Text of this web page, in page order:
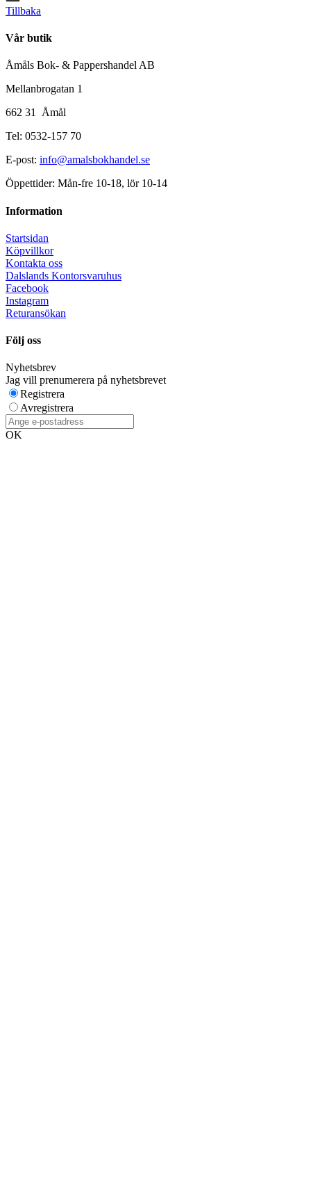
Tillbaka
Vår butik
Åmåls Bok- & Pappershandel AB
Mellanbrogatan 1
662 31 Åmål
Tel: 0532-157 70
E-post: info@amalsbokhandel.se
Öppettider: Mån-fre 10-18, lör 10-14
Information
Startsidan
Köpvillkor
Kontakta oss
Dalslands Kontorsvaruhus
Facebook
Instagram
Returansökan
Följ oss
Nyhetsbrev
Jag vill prenumerera på nyhetsbrevet
Registrera
Avregistrera
OK